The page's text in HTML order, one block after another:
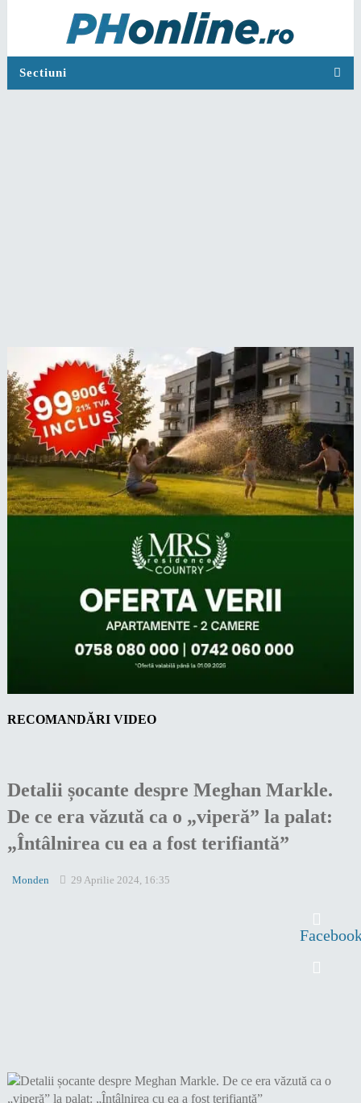
Sectiuni
RECOMANDĂRI VIDEO
Detalii șocante despre Meghan Markle.
De ce era văzută ca o „viperă” la palat:
„Întâlnirea cu ea a fost terifiantă”
Monden 29 Aprilie 2024, 16:35